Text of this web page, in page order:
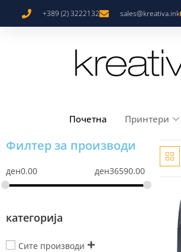
+389 (2) 3222132 sales@kreativa.ink
Почетна Принтери
Филтер за производи
ден0.00 ден36590.00
категорија
Сите производи